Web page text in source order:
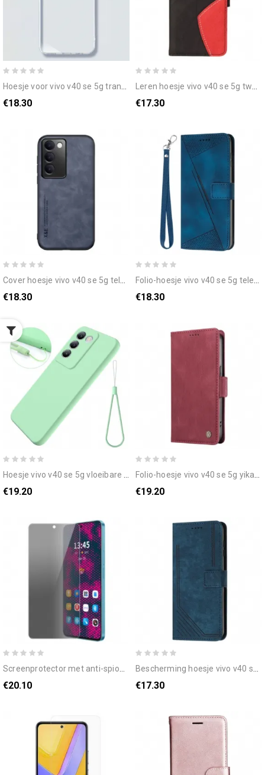
hoesje voor vivo v40 se 5g transparant
€18.30
leren hoesje vivo v40 se 5g tweekleurige rimpeling
€17.30
cover hoesje vivo v40 se 5g telefoonhoesje leerlook
€18.30
folio-hoesje vivo v40 se 5g telefoonhoesje driehoekige bandpatronen
€18.30
hoesje vivo v40 se 5g vloeibare siliconen met bandje
€19.20
folio-hoesje vivo v40 se 5g yikatu suède-effect
€19.20
screenprotector met anti-spionagefunctie voor vivo v40 se 5g
€20.10
bescherming hoesje vivo v40 se 5g retro design
€17.30